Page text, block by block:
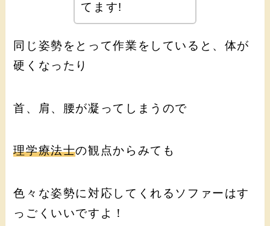
てます!
同じ姿勢をとって作業をしていると、体が
硬くなったり
首、肩、腰が凝ってしまうので
理学療法士の観点からみても
色々な姿勢に対応してくれるソファーはす
っごくいいですよ！